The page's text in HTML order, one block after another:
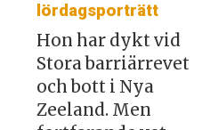
lördagsporträtt
Hon har dykt vid
Stora barriärrevet
och bott i Nya
Zeeland. Men